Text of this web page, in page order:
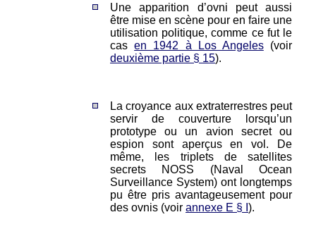
Une apparition d’ovni peut aussi
être mise en scène pour en faire une
utilisation politique, comme ce fut le
casen 1942 à Los Angeles(voir
deuxième partie § 15).
La croyance aux extraterrestres peut
servir de couverture lorsqu’un
prototype ou un avion secret ou
espion sont aperçus en vol. De
même, les triplets de satellites
secrets NOSS (Naval Ocean
Surveillance System) ont longtemps
pu être pris avantageusement pour
des ovnis (voir annexe E § I ).